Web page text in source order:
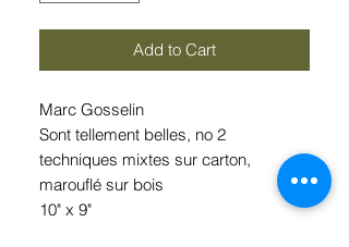
Add to Cart
Marc Gosselin
Sont tellement belles, no 2
techniques mixtes sur carton,
marouflé sur bois
10" x 9"